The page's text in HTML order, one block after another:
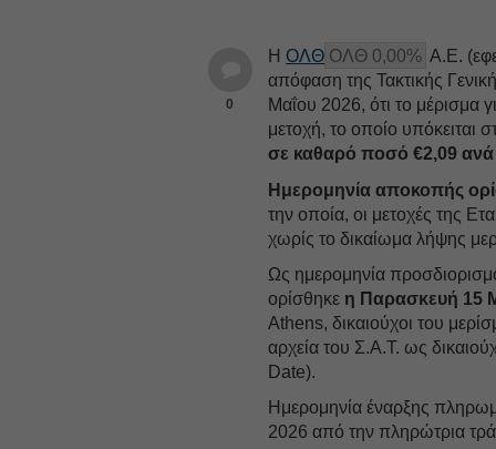
0
Η ΟΛΘ ΟΛΘ 0,00% Α.Ε.
απόφαση της Τακτικής
Μαΐου 2026, ότι το μέρισμα
μετοχή, το οποίο υπόκειται
σε καθαρό ποσό €2,09 ανά
Ημερομηνία αποκοπής
την οποία, οι μετοχές της
χωρίς το δικαίωμα λήψης
Ως ημερομηνία
ορίσθηκε η Παρασκευή 15
Athens, δικαιούχοι του
αρχεία του Σ.Α.Τ. ως
Date).
Ημερομηνία έναρξης
2026 από την πληρώτρια